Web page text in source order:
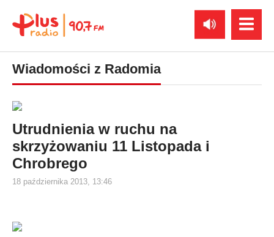
Wiadomości z Radomia
Utrudnienia w ruchu na
skrzyżowaniu 11 Listopada i
Chrobrego
18 października 2013, 13:46